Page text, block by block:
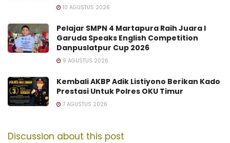
10 AGUSTUS 2026
Pelajar SMPN 4 Martapura Raih Juara I
Garuda Speaks English Competition
Danpuslatpur Cup 2026
9 AGUSTUS 2026
Kembali AKBP Adik Listiyono Berikan Kado
Prestasi Untuk Polres OKU Timur
7 AGUSTUS 2026
Discussion about this post